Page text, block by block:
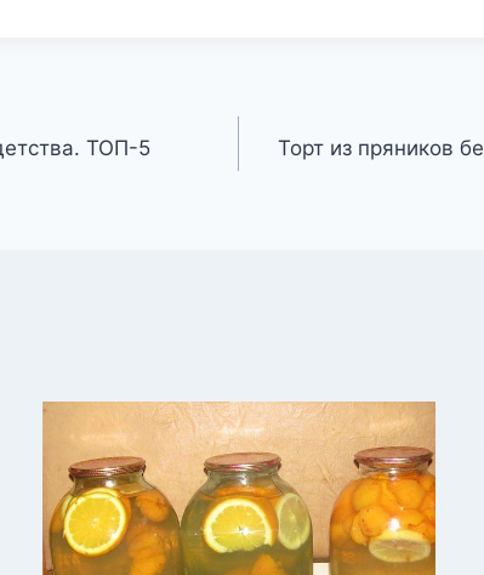
ТОП-5
Торт из пряников